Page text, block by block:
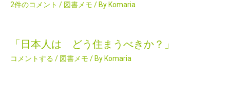
2件のコメント / 図書メモ / By Komaria
「日本人は どう住まうべきか？」
コメントする / 図書メモ / By Komaria